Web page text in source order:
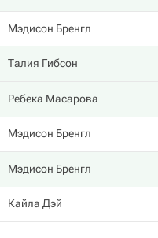
Мэдисон Бренгл
Талия Гибсон
Ребека Масарова
Мэдисон Бренгл
Мэдисон Бренгл
Кайла Дэй